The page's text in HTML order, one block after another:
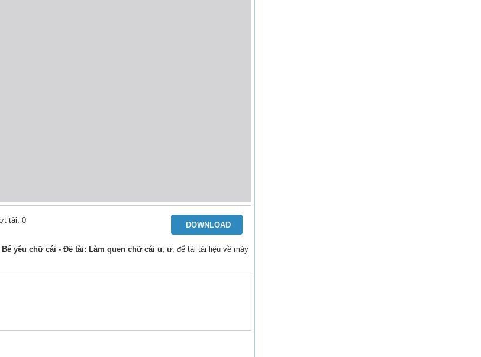
tải: 0
DOWNLOAD
yêu chữ cái - Đề tài: Làm quen chữ cái u, ư, để tải tài liệu về máy